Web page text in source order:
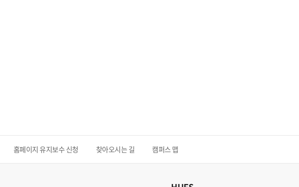
홈페이지 유지보수 신청 찾아오시는 길 캠퍼스 맵